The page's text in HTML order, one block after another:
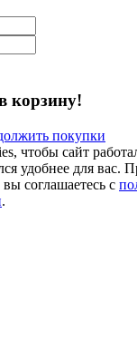
корзину!
покупки
чтобы сайт
удобнее для вас.
соглашаетесь с
.